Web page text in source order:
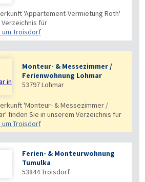
'Appartement-Vermietung Roth'
für
um Troisdorf
Monteur- & Messezimmer /
Ferienwohnung Lohmar
53797Lohmar
'Monteur- & Messezimmer /
finden Sie in unserem Verzeichnis für
um Troisdorf
Ferien- & Monteurwohnung
Tumulka
53844Troisdorf